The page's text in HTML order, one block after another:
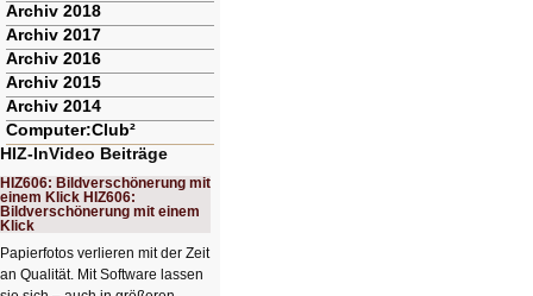
Archiv 2018
Archiv 2017
Archiv 2016
Archiv 2015
Archiv 2014
Computer:Club²
HIZ-InVideo Beiträge
HIZ606: Bildverschönerung mit
einem Klick HIZ606:
Bildverschönerung mit einem
Klick
Papierfotos verlieren mit der Zeit
an Qualität. Mit Software lassen